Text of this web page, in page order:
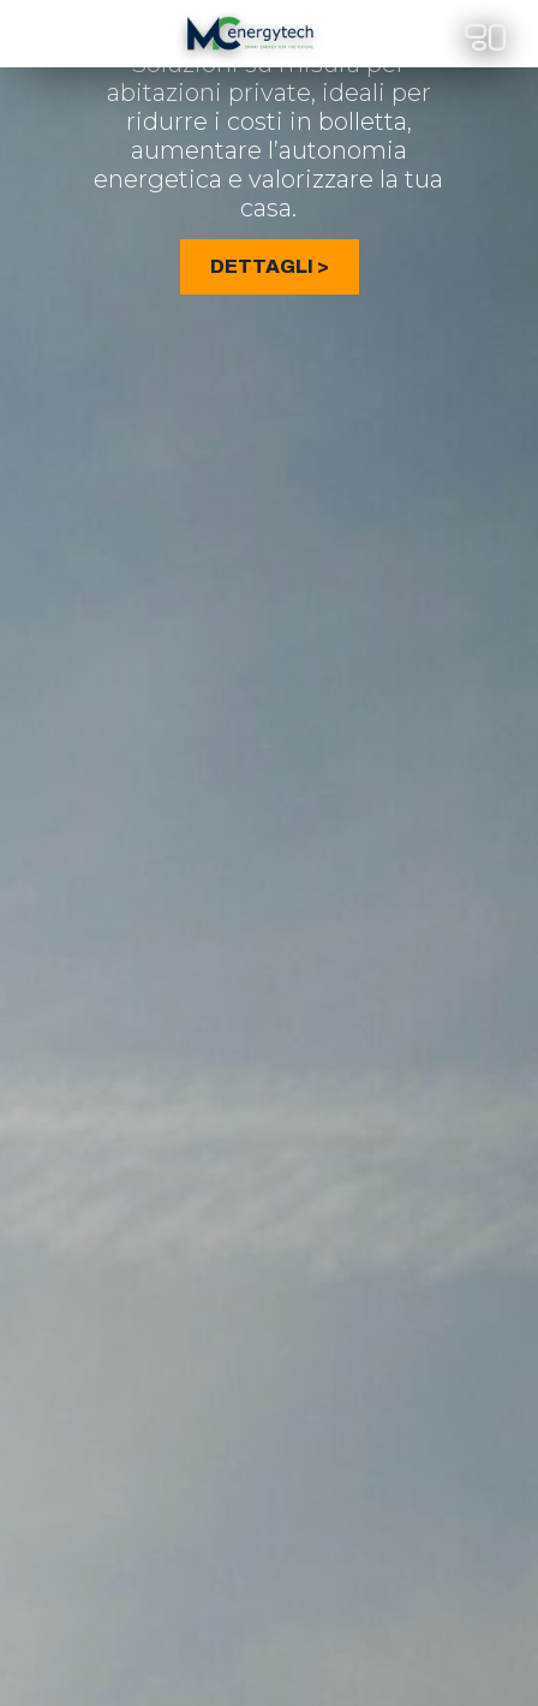
RESIDENZIALE
Soluzioni su misura per
abitazioni private, ideali per
ridurre i costi in bolletta,
aumentare l’autonomia
energetica e valorizzare la tua
casa.
DETTAGLI >